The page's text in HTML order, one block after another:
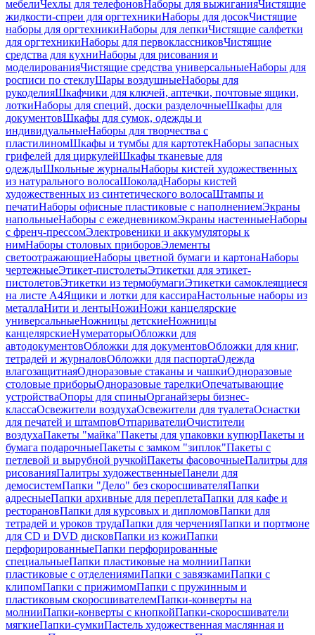
мебелиЧехлы для телефоновНаборы для выжиганияЧистящие
жидкости-спреи для оргтехникиНаборы для досокЧистящие
наборы для оргтехникиНаборы для лепкиЧистящие салфетки
для оргтехникиНаборы для первоклассниковЧистящие
средства для кухниНаборы для рисования и
моделированияЧистящие средства универсальныеНаборы для
росписи по стеклуШары воздушныеНаборы для
рукоделияШкафчики для ключей, аптечки, почтовые ящики,
лоткиНаборы для специй, доски разделочныеШкафы для
документовШкафы для сумок, одежды и
индивидуальныеНаборы для творчества с
пластилиномШкафы и тумбы для картотекНаборы запасных
грифелей для циркулейШкафы тканевые для
одеждыШкольные журналыНаборы кистей художественных
из натурального волосаШоколадНаборы кистей
художественных из синтетического волосаШтампы и
печатиНаборы офисные пластиковые с наполнениемЭкраны
напольныеНаборы с ежедневникомЭкраны настенныеНаборы
с френч-прессомЭлектровеники и аккумуляторы к
нимНаборы столовых приборовЭлементы
светоотражающиеНаборы цветной бумаги и картонаНаборы
чертежныеЭтикет-пистолетыЭтикетки для этикет-
пистолетовЭтикетки из термобумагиЭтикетки самоклеящиеся
на листе А4Ящики и лотки для кассираНастольные наборы из
металлаНити и лентыНожиНожи канцелярские
универсальныеНожницы детскиеНожницы
канцелярскиеНумераторыОбложки для
автодокументовОбложки для документовОбложки для книг,
тетрадей и журналовОбложки для паспортаОдежда
влагозащитнаяОдноразовые стаканы и чашкиОдноразовые
столовые приборыОдноразовые тарелкиОпечатывающие
устройстваОпоры для спиныОрганайзеры бизнес-
классаОсвежители воздухаОсвежители для туалетаОснастки
для печатей и штамповОтпаривателиОчистители
воздухаПакеты "майка"Пакеты для упаковки купюрПакеты и
бумага подарочныеПакеты с замком "зиплок"Пакеты с
петлевой и вырубной ручкойПакеты фасовочныеПалитры для
рисованияПалитры художественныеПанели для
демосистемПапки "Дело" без скоросшивателяПапки
адресныеПапки архивные для переплетаПапки для кафе и
ресторановПапки для курсовых и дипломовПапки для
тетрадей и уроков трудаПапки для черченияПапки и портмоне
для CD и DVD дисковПапки из кожиПапки
перфорированныеПапки перфорированные
специальныеПапки пластиковые на молнииПапки
пластиковые с отделениямиПапки с завязкамиПапки с
клипомПапки с прижимомПапки с пружинным и
пластиковым скоросшивателемПапки-конверты на
молнииПапки-конверты с кнопкойПапки-скоросшиватели
мягкиеПапки-сумкиПастель художественная маслянная и